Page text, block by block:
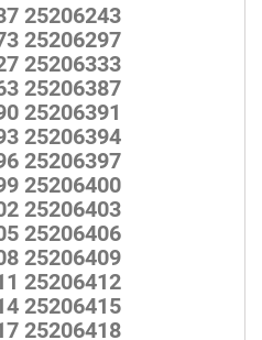
25206243
25206297
25206333
25206387
25206391
25206394
25206397
25206400
25206403
25206406
25206409
25206412
25206415
25206418